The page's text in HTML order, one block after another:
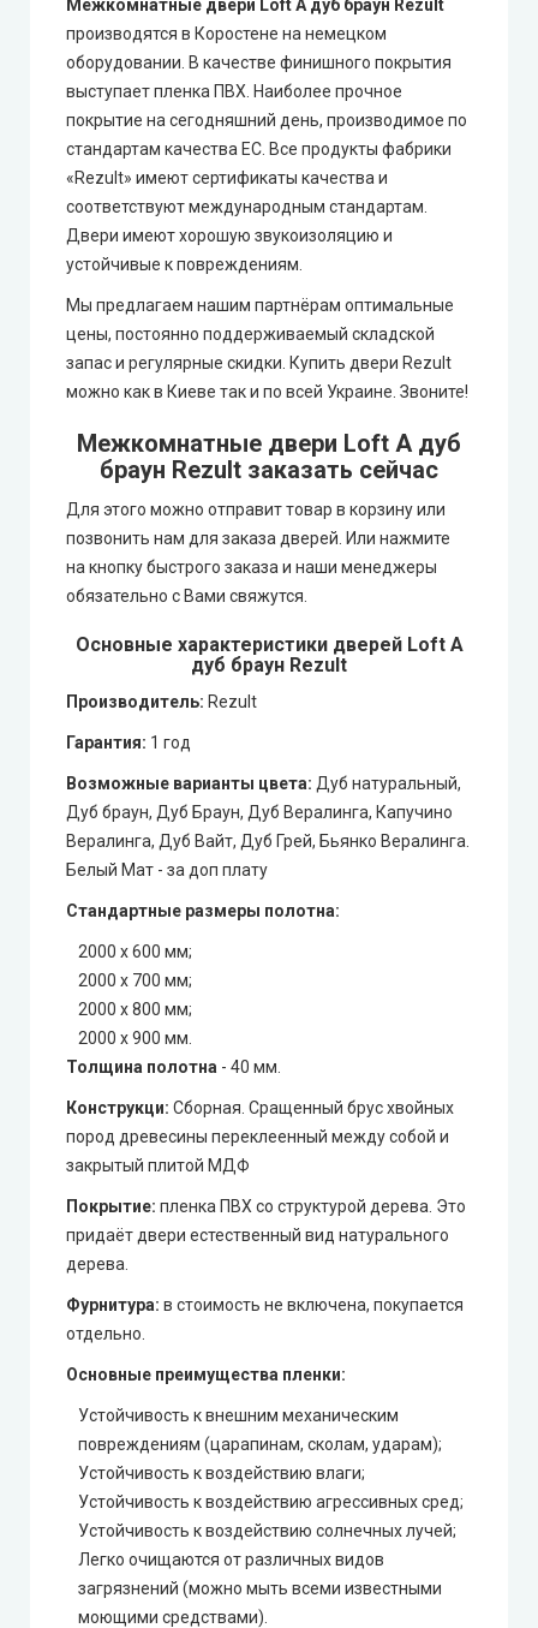
Syndicate Doors (Синдикат Дорс)
STDM
Gorgania (Горгания)
Verto (Верто)
EcoDoors (Экодорс)
Межкомнатные двери Loft A дуб браун Rezult
производятся в Коростене на немецком
оборудовании. В качестве финишного покрытия
выступает пленка ПВХ. Наиболее прочное
покрытие на сегодняшний день, производимое по
стандартам качества ЕС. Все продукты фабрики
«Rezult» имеют сертификаты качества и
соответствуют международным стандартам.
Двери имеют хорошую звукоизоляцию и
устойчивые к повреждениям.
Мы предлагаем нашим партнёрам оптимальные
цены, постоянно поддерживаемый складской
запас и регулярные скидки. Купить двери Rezult
можно как в Киеве так и по всей Украине. Звоните!
Межкомнатные двери Loft A дуб
браун Rezult заказать сейчас
Для этого можно отправит товар в корзину или
позвонить нам для заказа дверей. Или нажмите
на кнопку быстрого заказа и наши менеджеры
обязательно с Вами свяжутся.
Основные характеристики дверей Loft A
дуб браун Rezult
Производитель: Rezult
Гарантия: 1 год
Возможные варианты цвета: Дуб натуральный,
Дуб браун, Дуб Браун, Дуб Вералинга, Капучино
Вералинга, Дуб Вайт, Дуб Грей, Бьянко Вералинга.
Белый Мат - за доп плату
Стандартные размеры полотна:
2000 х 600 мм;
2000 х 700 мм;
2000 х 800 мм;
2000 х 900 мм.
Толщина полотна - 40 мм.
Конструкци: Сборная. Сращенный брус хвойных
пород древесины переклеенный между собой и
закрытый плитой МДФ
Покрытие: пленка ПВХ со структурой дерева. Это
придаёт двери естественный вид натурального
дерева.
Фурнитура: в стоимость не включена, покупается
отдельно.
Основные преимущества пленки:
Устойчивость к внешним механическим
повреждениям (царапинам, сколам, ударам);
Устойчивость к воздействию влаги;
Устойчивость к воздействию агрессивных сред;
Устойчивость к воздействию солнечных лучей;
Легко очищаются от различных видов
загрязнений (можно мыть всеми известными
моющими средствами).